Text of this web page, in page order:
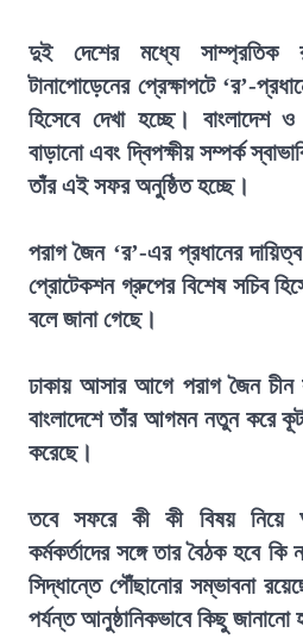
দুই দেশের মধ্যে সাম্প্রতিক
টানাপোড়েনের প্রেক্ষাপটে ‘র’-
হিসেবে দেখা হচ্ছে। বাংলাদেশ
বাড়ানো এবং দ্বিপক্ষীয় সম্পর্ক
তাঁর এই সফর অনুষ্ঠিত হচ্ছে।
পরাগ জৈন ‘র’-এর প্রধানের
প্রোটেকশন গ্রুপের বিশেষ সচিব
বলে জানা গেছে।
ঢাকায় আসার আগে পরাগ জৈন
বাংলাদেশে তাঁর আগমন নতুন করে
করেছে।
তবে সফরে কী কী বিষয় নিয়ে
কর্মকর্তাদের সঙ্গে তার বৈঠক হবে
সিদ্ধান্তে পৌঁছানোর সম্ভাবনা
পর্যন্ত আনুষ্ঠানিকভাবে কিছু জানানো